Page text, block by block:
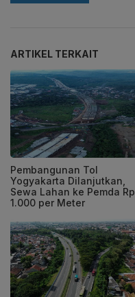
ARTIKEL TERKAIT
Pembangunan Tol
Yogyakarta Dilanjutkan,
Sewa Lahan ke Pemda Rp
1.000 per Meter